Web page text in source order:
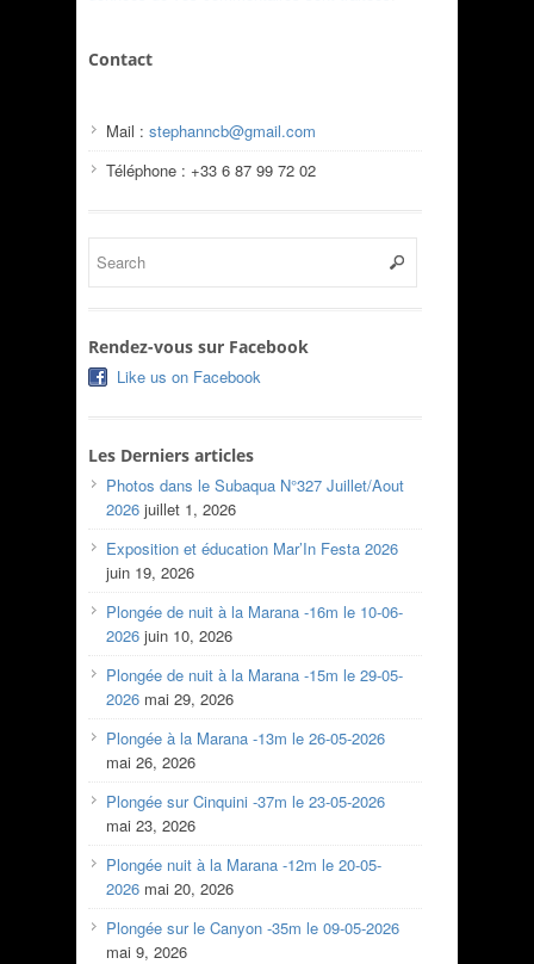
Contact
Mail : stephanncb@gmail.com
Téléphone : +33 6 87 99 72 02
Rendez-vous sur Facebook
Like us on Facebook
Les Derniers articles
Photos dans le Subaqua N°327 Juillet/Aout
2026 juillet 1, 2026
Exposition et éducation Mar’In Festa 2026
juin 19, 2026
Plongée de nuit à la Marana -16m le 10-06-
2026 juin 10, 2026
Plongée de nuit à la Marana -15m le 29-05-
2026 mai 29, 2026
Plongée à la Marana -13m le 26-05-2026
mai 26, 2026
Plongée sur Cinquini -37m le 23-05-2026
mai 23, 2026
Plongée nuit à la Marana -12m le 20-05-
2026 mai 20, 2026
Plongée sur le Canyon -35m le 09-05-2026
mai 9, 2026